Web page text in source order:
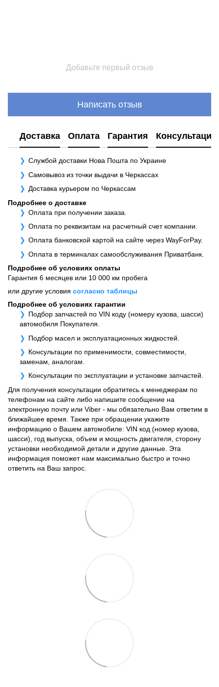
Добавьте первый отзыв
Написать отзыв
Доставка Оплата Гарантия Консультация
Службой доставки Нова Пошта по Украине
Самовывоз из точки выдачи в Черкассах
Доставка курьером по Черкассам
Подробнее о доставке
Оплата при получении заказа.
Оплата по реквизитам на расчетный счет компании.
Оплата банковской картой на сайте через WayForPay.
Оплата в терминалах самообслуживания Приватбанк.
Подробнее об условиях оплаты
Гарантия 6 месяцев или 10 000 км пробега
или другие условия согласно таблицы
Подробнее об условиях гарантии
Подбор запчастей по VIN коду (номеру кузова, шасси)
автомобиля Покупателя.
Подбор масел и эксплуатационных жидкостей.
Консультации по применимости, совместимости,
заменам, аналогам.
Консультации по эксплуатации и установке запчастей.
Для получения консультации обратитесь к менеджерам по
телефонам на сайте либо напишите сообщение на
электронную почту или Viber - мы обязательно Вам ответим в
ближайшее время. Также при обращении укажите
информацию о Вашем автомобиле: VIN код (номер кузова,
шасси), год выпуска, объем и мощность двигателя, сторону
установки необходимой детали и другие данные. Эта
информация поможет нам максимально быстро и точно
ответить на Ваш запрос.